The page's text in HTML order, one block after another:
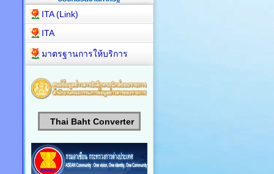
ITA (Link)
ITA
มาตรฐานการให้บริการ
Thai Baht Converter